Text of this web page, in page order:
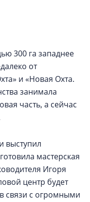
300 га западнее
от
и «Новая Охта.
занимала
часть, а сейчас
выступил
мастерская
Игоря
центр будет
связи с огромными